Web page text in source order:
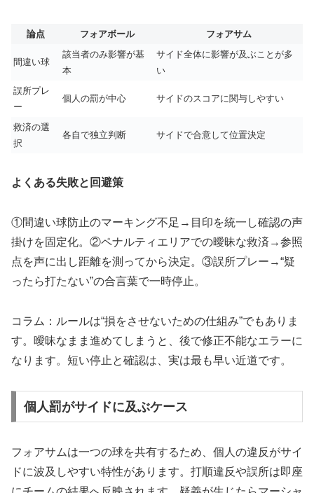
論点 フォアボール フォアサム
間違い球
該当者のみ影響が基
本
サイド全体に影響が及ぶことが多
い
誤所プレ
ー
個人の罰が中心 サイドのスコアに関与しやすい
救済の選
択
各自で独立判断 サイドで合意して位置決定
よくある失敗と回避策
①間違い球防止のマーキング不足→目印を統一し確認の声
掛けを固定化。②ペナルティエリアでの曖昧な救済→参照
点を声に出し距離を測ってから決定。③誤所プレー→“疑
ったら打たない”の合言葉で一時停止。
コラム：ルールは“損をさせないための仕組み”でもありま
す。曖昧なまま進めてしまうと、後で修正不能なエラーに
なります。短い停止と確認は、実は最も早い近道です。
個人罰がサイドに及ぶケース
フォアサムは一つの球を共有するため、個人の違反がサイ
ドに波及しやすい特性があります。打順違反や誤所は即座